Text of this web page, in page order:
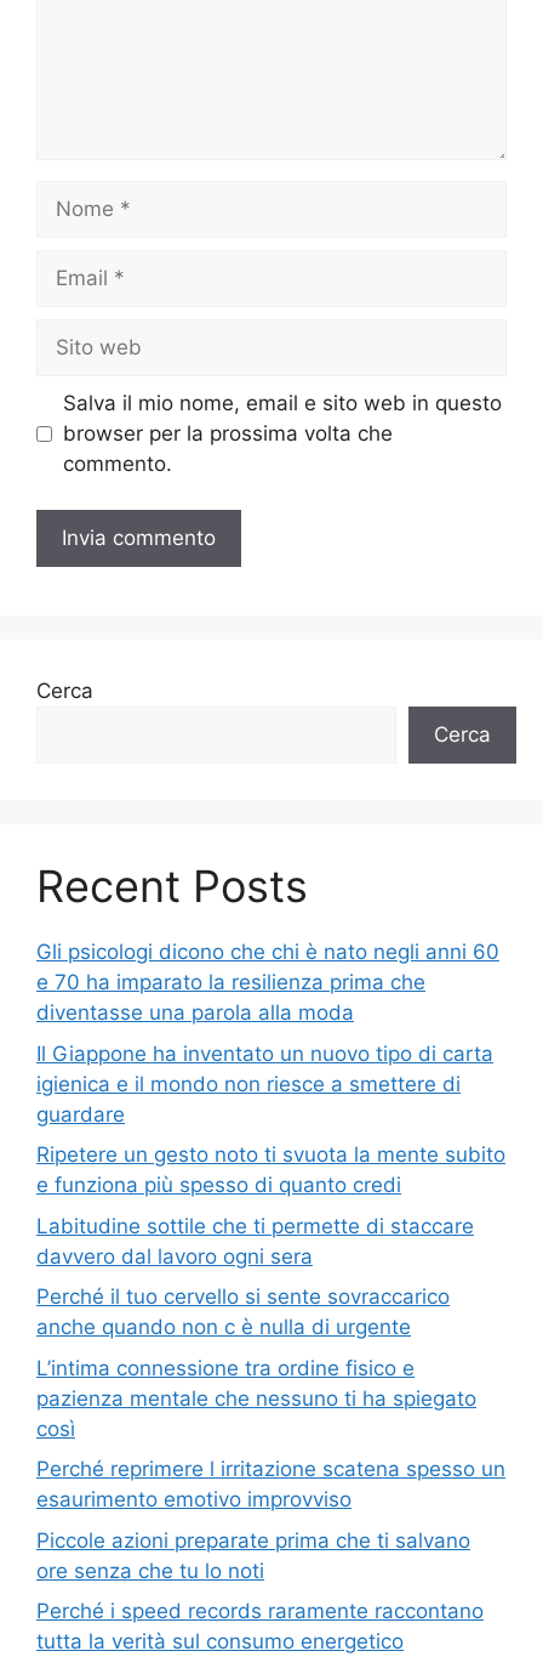
web
Salva il mio nome, email e sito web in questo
browser per la prossima volta che
commento.
Cerca
Cerca
Recent Posts
Gli psicologi dicono che chi è nato negli anni 60
e 70 ha imparato la resilienza prima che
diventasse una parola alla moda
Il Giappone ha inventato un nuovo tipo di carta
igienica e il mondo non riesce a smettere di
guardare
Ripetere un gesto noto ti svuota la mente subito
e funziona più spesso di quanto credi
Labitudine sottile che ti permette di staccare
davvero dal lavoro ogni sera
Perché il tuo cervello si sente sovraccarico
anche quando non c è nulla di urgente
L’intima connessione tra ordine fisico e
pazienza mentale che nessuno ti ha spiegato
così
Perché reprimere l irritazione scatena spesso un
esaurimento emotivo improvviso
Piccole azioni preparate prima che ti salvano
ore senza che tu lo noti
Perché i speed records raramente raccontano
tutta la verità sul consumo energetico